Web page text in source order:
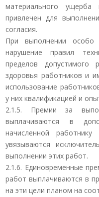
материального
привлечен для
согласия.
При выполнении особо
нарушение правил
пределов допустимого
здоровья работников и
использование
у них квалификацией и
2.1.5. Премии за
выплачиваются в
начисленной
увязываются
выполнении этих работ.
2.1.6. Единовременные
работ выплачиваются в
на эти цели планом на